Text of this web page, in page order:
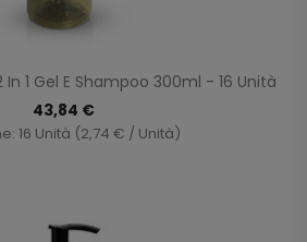
1 Gel E Shampoo 300ml - 16 Unità
43,84 €
16 Unità (2,74 € / Unità)